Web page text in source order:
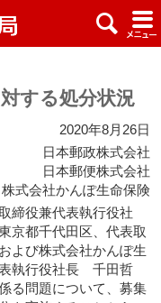
x #
する処分状況
2020年8月26日
日本郵政株式会社
日本郵便株式会社
株式会社かんぽ生命保険
締役兼代表執行役社
京都千代田区、代表取
よび株式会社かんぽ生
執行役社長 千田哲
る問題について、募集